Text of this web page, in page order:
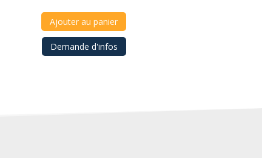
Ajouter au panier
Demande d'infos